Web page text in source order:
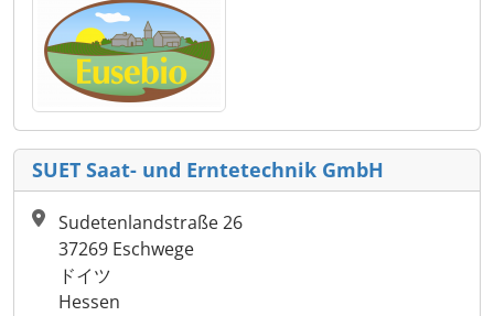
SUET Saat- und Erntetechnik GmbH
Sudetenlandstraße 26
37269 Eschwege
ドイツ
Hessen